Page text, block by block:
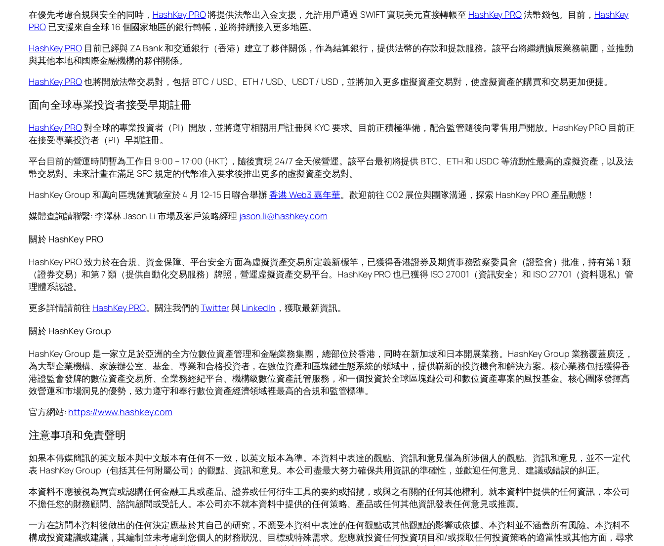
在優先考慮合規與安全的同時， HashKey PRO將提供法幣出入金支援，允許用戶通過 SWIFT 實現美元直接轉帳至 HashKey PRO法幣錢包。目前， HashKey
PRO已支援來自全球 16 個國家地區的銀行轉帳，並將持續接入更多地區。
HashKey PRO目前已經與 ZA Bank 和交通銀行（香港）建立了夥伴關係，作為結算銀行，提供法幣的存款和提款服務。該平台將繼續擴展業務範圍，並推動
與其他本地和國際金融機構的夥伴關係。
HashKey PRO也將開放法幣交易對，包括 BTC / USD、ETH / USD、USDT / USD，並將加入更多虛擬資產交易對，使虛擬資產的購買和交易更加便捷。
面向全球專業投資者接受早期註冊
HashKey PRO對全球的專業投資者（PI）開放，並將遵守相關用戶註冊與 KYC 要求。目前正積極準備，配合監管隨後向零售用戶開放。HashKey PRO 目前正
在接受專業投資者（PI）早期註冊。
平台目前的營運時間暫為工作日 9:00 – 17:00 (HKT)，隨後實現 24/7 全天候營運。該平台最初將提供 BTC、ETH 和 USDC 等流動性最高的虛擬資產，以及法
幣交易對。未來計畫在滿足 SFC 規定的代幣准入要求後推出更多的虛擬資產交易對。
HashKey Group 和萬向區塊鏈實驗室於 4 月 12-15 日聯合舉辦香港 Web3 嘉年華。歡迎前往 C02 展位與團隊溝通，探索 HashKey PRO 產品動態！
媒體查詢請聯繫: 李澤林 Jason Li 市場及客戶策略經理 jason.li@hashkey.com
關於 HashKey PRO
HashKey PRO 致力於在合規、資金保障、平台安全方面為虛擬資產交易所定義新標竿，已獲得香港證券及期貨事務監察委員會（證監會）批准，持有第 1 類
（證券交易）和第 7 類（提供自動化交易服務）牌照，營運虛擬資產交易平台。HashKey PRO 也已獲得 ISO 27001（資訊安全）和 ISO 27701（資料隱私）管
理體系認證。
更多詳情請前往 HashKey PRO。關注我們的Twitter與LinkedIn ，獲取最新資訊。
關於 HashKey Group
HashKey Group 是一家立足於亞洲的全方位數位資產管理和金融業務集團，總部位於香港，同時在新加坡和日本開展業務。HashKey Group 業務覆蓋廣泛，
為大型企業機構、家族辦公室、基金、專業和合格投資者，在數位資產和區塊鏈生態系統的領域中，提供嶄新的投資機會和解決方案。核心業務包括獲得香
港證監會發牌的數位資產交易所、全業務經紀平台、機構級數位資產託管服務，和一個投資於全球區塊鏈公司和數位資產專案的風投基金。核心團隊發揮高
效營運和市場洞見的優勢，致力遵守和奉行數位資產經濟領域裡最高的合規和監管標準。
官方網站: https://www.hashkey.com
注意事項和免責聲明
如果本傳媒簡訊的英文版本與中文版本有任何不一致，以英文版本為準。本資料中表達的觀點、資訊和意見僅為所涉個人的觀點、資訊和意見，並不一定代
表 HashKey Group（包括其任何附屬公司）的觀點、資訊和意見。本公司盡最大努力確保共用資訊的準確性，並歡迎任何意見、建議或錯誤的糾正。
本資料不應被視為買賣或認購任何金融工具或產品、證券或任何衍生工具的要約或招攬，或與之有關的任何其他權利。就本資料中提供的任何資訊，本公司
不擔任您的財務顧問、諮詢顧問或受託人。本公司亦不就本資料中提供的任何策略、產品或任何其他資訊發表任何意見或推薦。
一方在訪問本資料後做出的任何決定應基於其自己的研究，不應受本資料中表達的任何觀點或其他觀點的影響或依據。本資料並不涵蓋所有風險。本資料不
構成投資建議或建議，其編制並未考慮到您個人的財務狀況、目標或特殊需求。您應就投資任何投資項目和/或採取任何投資策略的適當性或其他方面，尋求